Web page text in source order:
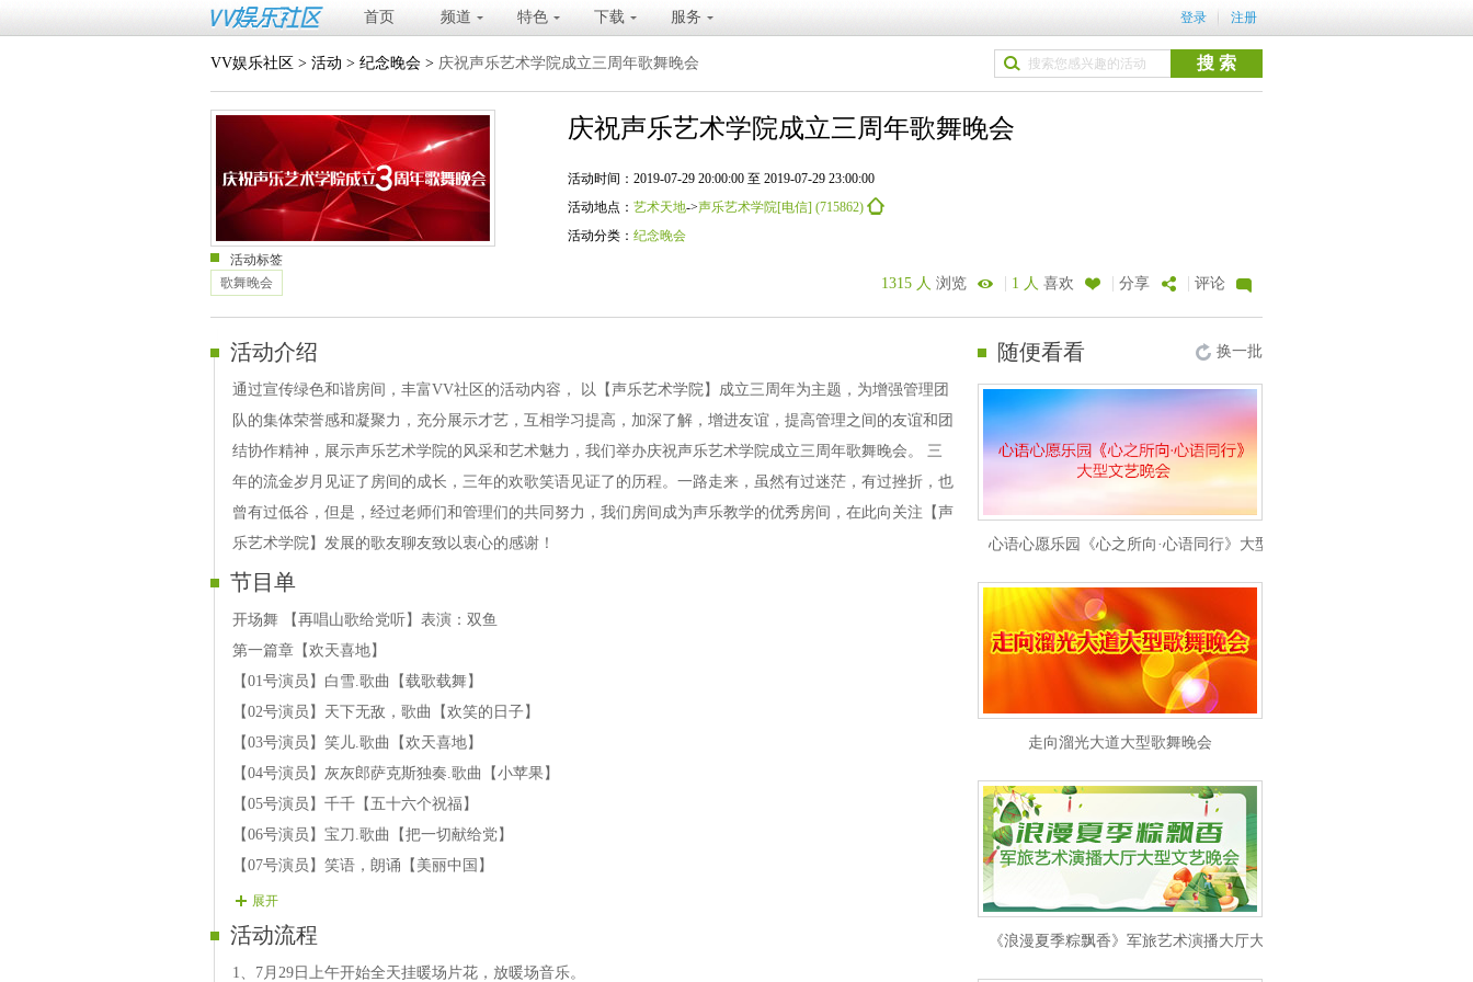
首页 频道 特色 下载 服务 登录 注册
VV娱乐社区 > 活动 > 纪念晚会 > 庆祝声乐艺术学院成立三周年歌舞晚会
庆祝声乐艺术学院成立三周年歌舞晚会
活动时间：2019-07-29 20:00:00 至 2019-07-29 23:00:00
活动地点： 艺术天地->声乐艺术学院[电信] (715862)
活动分类： 纪念晚会
活动标签
歌舞晚会
1315 人 浏览 | 1 人 喜欢 | 分享 | 评论
活动介绍
通过宣传绿色和谐房间，丰富VV社区的活动内容， 以【声乐艺术学院】成立三周年为主题，为增强管理团
队的集体荣誉感和凝聚力，充分展示才艺，互相学习提高，加深了解，增进友谊，提高管理之间的友谊和团
结协作精神，展示声乐艺术学院的风采和艺术魅力，我们举办庆祝声乐艺术学院成立三周年歌舞晚会。 三
年的流金岁月见证了房间的成长，三年的欢歌笑语见证了的历程。一路走来，虽然有过迷茫，有过挫折，也
曾有过低谷，但是，经过老师们和管理们的共同努力，我们房间成为声乐教学的优秀房间，在此向关注【声
乐艺术学院】发展的歌友聊友致以衷心的感谢！
节目单
开场舞 【再唱山歌给党听】表演：双鱼
第一篇章【欢天喜地】
【01号演员】白雪.歌曲【载歌载舞】
【02号演员】天下无敌，歌曲【欢笑的日子】
【03号演员】笑儿.歌曲【欢天喜地】
【04号演员】灰灰郎萨克斯独奏.歌曲【小苹果】
【05号演员】千千【五十六个祝福】
【06号演员】宝刀.歌曲【把一切献给党】
【07号演员】笑语，朗诵【美丽中国】
【08号演员】飞鸽【树稍上的巴黎】
【09号演员】冰冰.歌曲【领航新时代】
展开
活动流程
1、7月29日上午开始全天挂暖场片花，放暖场音乐。
随便看看 换一批
心语心愿乐园《心之所向·心语同行》大型文艺晚会
走向溜光大道大型歌舞晚会
《浪漫夏季粽飘香》军旅艺术演播大厅大型文艺晚会